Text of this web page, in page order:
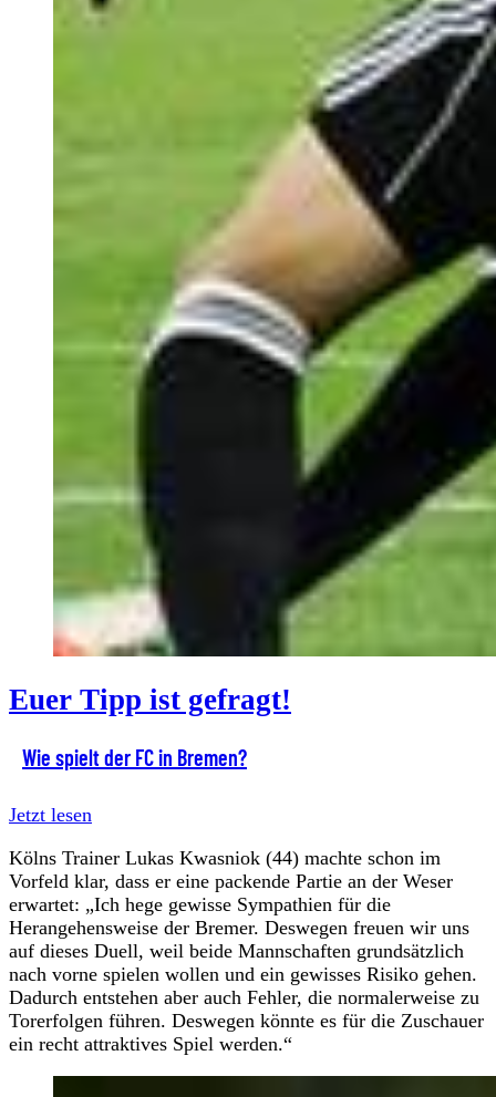
Euer Tipp ist gefragt!
Wie spielt der FC in Bremen?
Jetzt lesen
Kölns Trainer Lukas Kwasniok (44) machte schon im
Vorfeld klar, dass er eine packende Partie an der Weser
erwartet: „Ich hege gewisse Sympathien für die
Herangehensweise der Bremer. Deswegen freuen wir uns
auf dieses Duell, weil beide Mannschaften grundsätzlich
nach vorne spielen wollen und ein gewisses Risiko gehen.
Dadurch entstehen aber auch Fehler, die normalerweise zu
Torerfolgen führen. Deswegen könnte es für die Zuschauer
ein recht attraktives Spiel werden.“